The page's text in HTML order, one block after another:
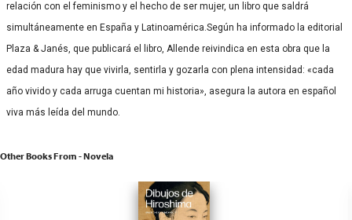
relación con el feminismo y el hecho de ser mujer, un libro que saldrá
simultáneamente en España y Latinoamérica.Según ha informado la editorial
Plaza & Janés, que publicará el libro, Allende reivindica en esta obra que la
edad madura hay que vivirla, sentirla y gozarla con plena intensidad: «cada
año vivido y cada arruga cuentan mi historia», asegura la autora en español
viva más leída del mundo.
Other Books From - Novela